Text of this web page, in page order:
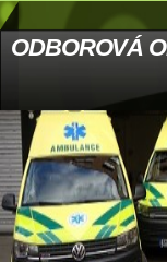
ODBOROVÁ